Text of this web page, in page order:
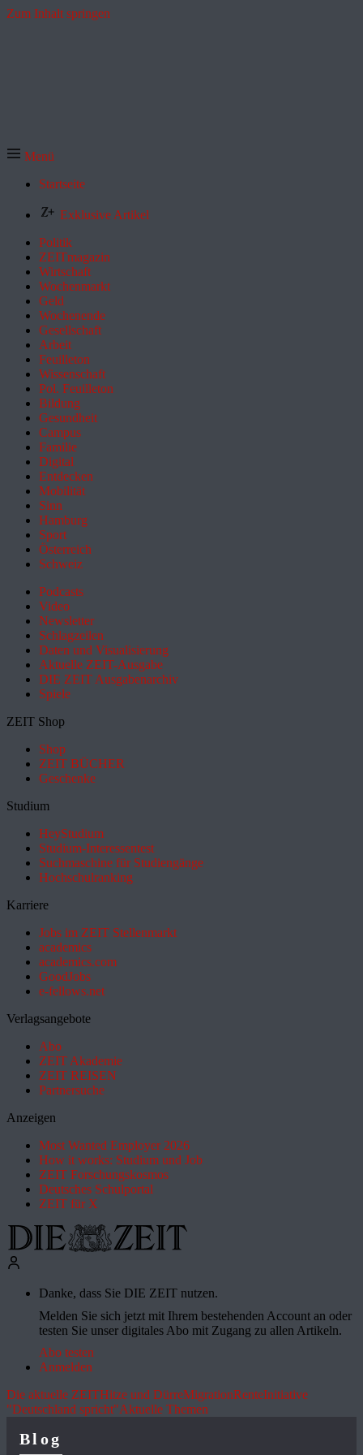
Zum Inhalt springen
Menü
Startseite
Exklusive Artikel
Politik
ZEITmagazin
Wirtschaft
Wochenmarkt
Geld
Wochenende
Gesellschaft
Arbeit
Feuilleton
Wissenschaft
Pol. Feuilleton
Bildung
Gesundheit
Campus
Familie
Digital
Entdecken
Mobilität
Sinn
Hamburg
Sport
Österreich
Schweiz
Podcasts
Video
Newsletter
Schlagzeilen
Daten und Visualisierung
Aktuelle ZEIT-Ausgabe
DIE ZEIT Ausgabenarchiv
Spiele
ZEIT Shop
Shop
ZEIT BÜCHER
Geschenke
Studium
HeyStudium
Studium-Interessentest
Suchmaschine für Studiengänge
Hochschulranking
Karriere
Jobs im ZEIT Stellenmarkt
academics
academics.com
GoodJobs
e-fellows.net
Verlagsangebote
Abo
ZEIT Akademie
ZEIT REISEN
Partnersuche
Anzeigen
Most Wanted Employer 2026
How it works: Studium und Job
ZEIT Forschungskosmos
Deutsches Schulportal
ZEIT für X
Danke, dass Sie DIE ZEIT nutzen.
Melden Sie sich jetzt mit Ihrem bestehenden Account an oder
testen Sie unser digitales Abo mit Zugang zu allen Artikeln.
Abo testen
Anmelden
Die aktuelle ZEITHitze und DürreMigrationRenteInitiative
"Deutschland spricht"Aktuelle Themen
Blog